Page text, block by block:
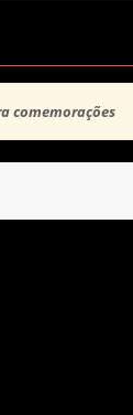
comemorações